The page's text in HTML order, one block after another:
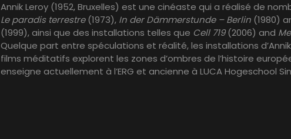
Annik Leroy (1952, Bruxelles) est une cinéaste qui a réalisé de
Le paradis terrestre(1973), In der Dämmerstunde – Berlin (1980)
(1999), ainsi que des installations telles que Cell 719(2006) and
Quelque part entre spéculations et réalité, les installations
films méditatifs explorent les zones d’ombres de l’histoire
enseigne actuellement à l’ERG et ancienne à LUCA Hogeschool